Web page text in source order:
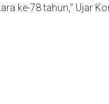
ke-78 tahun,” Ujar